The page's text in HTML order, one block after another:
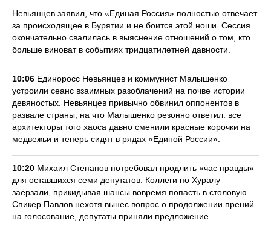
Невьянцев заявил, что «Единая Россия» полностью отвечает
за происходящее в Бурятии и не боится этой ноши. Сессия
окончательно свалилась в выяснение отношений о том, кто
больше виноват в событиях тридцатилетней давности.
10:06 Единоросс Невьянцев и коммунист Малышенко
устроили сеанс взаимных разоблачений на почве истории
девяностых. Невьянцев привычно обвинил оппонентов в
развале страны, на что Малышенко резонно ответил: все
архитекторы того хаоса давно сменили красные корочки на
медвежьи и теперь сидят в рядах «Единой России».
10:20 Михаил Степанов потребовал продлить «час правды»
для оставшихся семи депутатов. Коллеги по Хуралу
заёрзали, прикидывая шансы вовремя попасть в столовую.
Спикер Павлов нехотя вынес вопрос о продолжении прений
на голосование, депутаты приняли предложение.